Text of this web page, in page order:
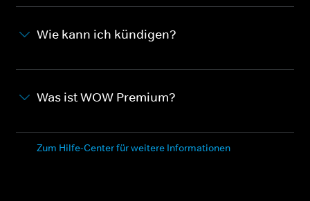
Wie kann ich kündigen?
Was ist WOW Premium?
Zum Hilfe-Center für weitere Informationen